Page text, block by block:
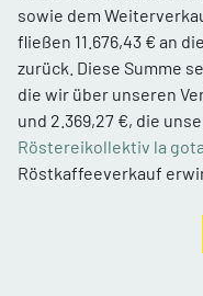
sowie dem
fließen 11.676,43 € an die
zurück. Diese Summe
die wir über unseren
und 2.369,27 €, die
Röstereikollektiv la
Röstkaffeeverkauf